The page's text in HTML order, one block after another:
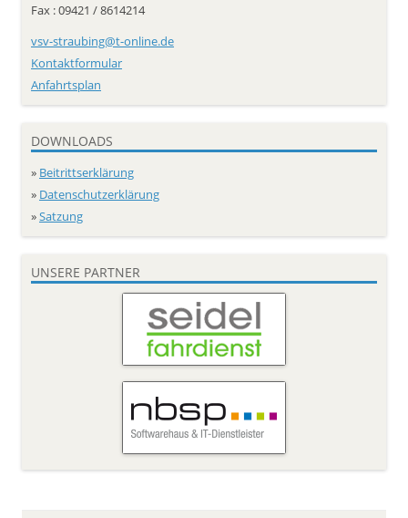
Fax : 09421 / 8614214
vsv-straubing@t-online.de
Kontaktformular
Anfahrtsplan
DOWNLOADS
» Beitrittserklärung
» Datenschutzerklärung
»Satzung
UNSERE PARTNER